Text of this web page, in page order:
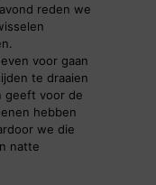
reden we
voor gaan
te draaien
geeft voor de
hebben
we die
natte